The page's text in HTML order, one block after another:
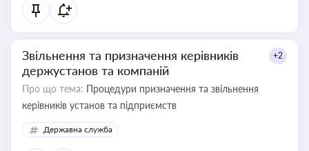
Звільнення та призначення керівників
держустанов та компаній
+2
Про що тема: Процедури призначення та звільнення
керівників установ та підприємств
Державна служба